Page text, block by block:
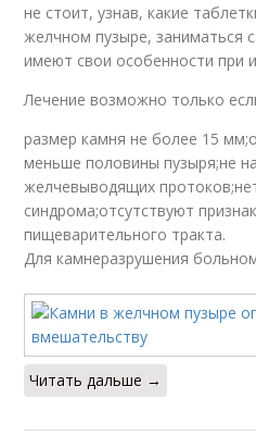
не стоит, узнав, какие
желчном пузыре, заниматься
имеют свои особенности при
Лечение возможно только
размер камня не более 15
меньше половины пузыря;не
желчевыводящих
синдрома;отсутствуют
пищеварительного тракта.
Для камнеразрушения
Читать дальше →